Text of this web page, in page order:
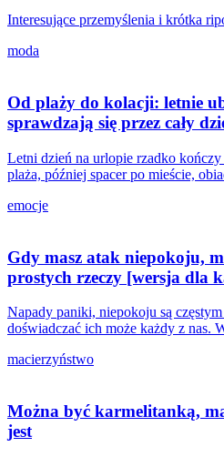
Interesujące przemyślenia i krótka
moda
Od plaży do kolacji: letnie
sprawdzają się przez cały
Letni dzień na urlopie rzadko
plaża, później spacer po mieście,
emocje
Gdy masz atak niepokoju,
prostych rzeczy [wersja dla
Napady paniki, niepokoju są
doświadczać ich może każdy z nas.
macierzyństwo
Można być karmelitanką,
jest